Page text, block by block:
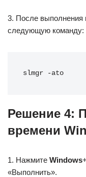
3. После выполнения
следующую команду:
slmgr -ato
Решение 4:
времени
1. Нажмите Windows+
«Выполнить».